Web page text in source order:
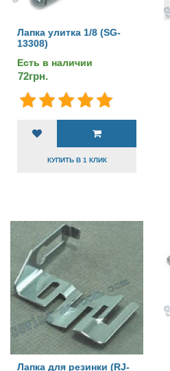
Лапка улитка 1/8 (SG-
13308)
Есть в наличии
72грн.
КУПИТЬ В 1 КЛИК
Лапка для резинки (RJ-